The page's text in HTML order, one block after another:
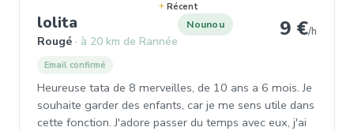
Récent
lolita , Nounou à Rougé
Rougé à 20 km de Rannée
Nounou 9 €/h
Email confirmé
Heureuse tata de 8 merveilles, de 10 ans a 6 mois. Je
souhaite garder des enfants, car je me sens utile dans
cette fonction. J'adore passer du temps avec eux, j'ai